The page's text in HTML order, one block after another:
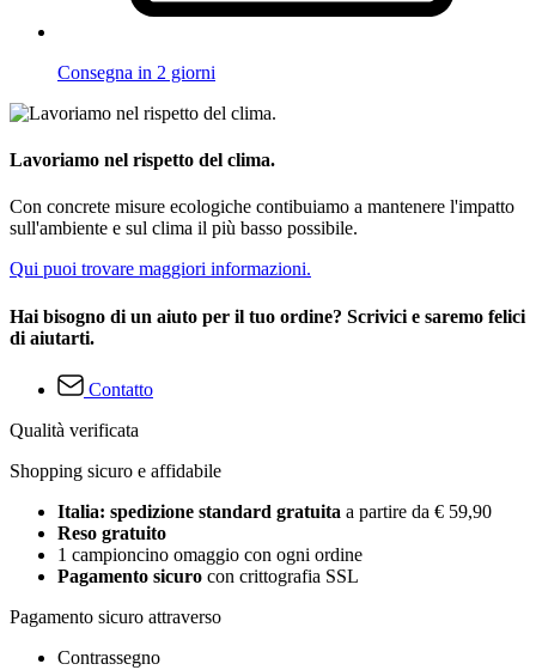
Consegna in 2 giorni
Lavoriamo nel rispetto del clima.
Con concrete misure ecologiche contibuiamo a mantenere l'impatto
sull'ambiente e sul clima il più basso possibile.
Qui puoi trovare maggiori informazioni.
Hai bisogno di un aiuto per il tuo ordine? Scrivici e saremo felici
di aiutarti.
Contatto
Qualità verificata
Shopping sicuro e affidabile
Italia: spedizione standard gratuita a partire da € 59,90
Reso gratuito
1 campioncino omaggio con ogni ordine
Pagamento sicuro con crittografia SSL
Pagamento sicuro attraverso
Contrassegno